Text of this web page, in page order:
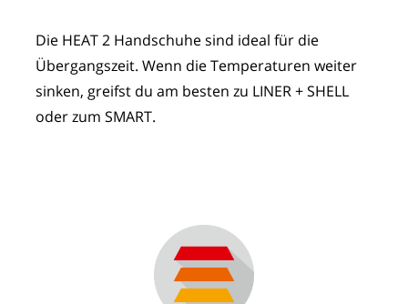
Die HEAT 2 Handschuhe sind ideal für die
Übergangszeit. Wenn die Temperaturen weiter
sinken, greifst du am besten zu LINER + SHELL
oder zum SMART.